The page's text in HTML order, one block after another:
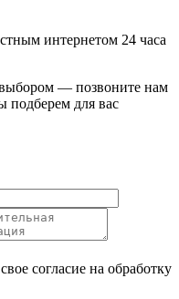
интернетом 24 часа
— позвоните нам
подберем для вас
согласие на обработку